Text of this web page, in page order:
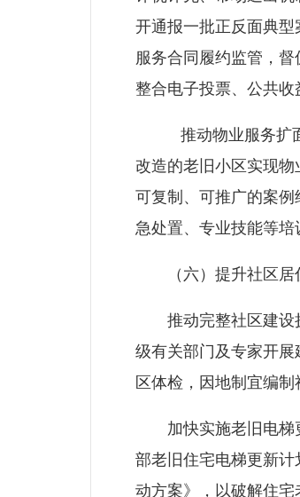
开通报一批正反面典
服务合同履约监管，
整合电子投票、公共收
推动物业服务扩面提
改造的老旧小区实现
可复制、可推广的案
急处置、专业技能等培
（六）提升社区居
推动完整社区建设扩
级有关部门及专家开
区体检，因地制宜编
加快实施老旧电梯更
部老旧住宅电梯更新
动方案》，以破解住